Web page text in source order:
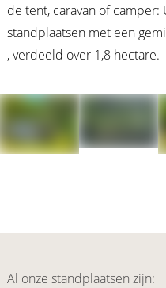
de tent, caravan of
standplaatsen met een
, verdeeld over 1,8 hectare.
Al onze standplaatsen zijn: